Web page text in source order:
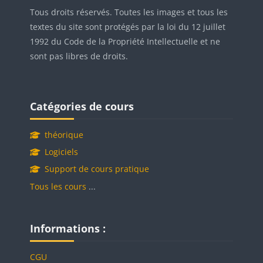
Tous droits réservés. Toutes les images et tous les
textes du site sont protégés par la loi du 12 juillet
1992 du Code de la Propriété Intellectuelle et ne
sont pas libres de droits.
Blocs
Catégories de cours
théorique
Logiciels
Support de cours pratique
Tous les cours ...
Blocs
Informations :
CGU